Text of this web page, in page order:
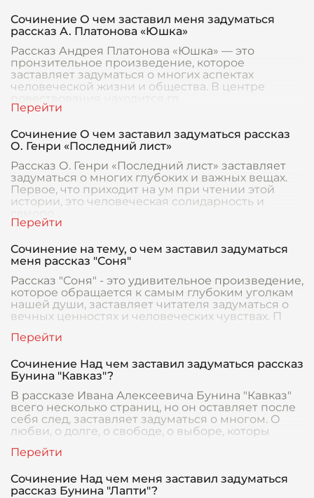
Сочинение О чем заставил меня задуматься
рассказ А. Платонова «Юшка»
Рассказ Андрея Платонова «Юшка» — это
пронзительное произведение, которое
заставляет задуматься о многих аспектах
человеческой жизни и общества. В центре
Сочинение О чем заставил задуматься рассказ
О. Генри «Последний лист»
Рассказ О. Генри «Последний лист» заставляет
задуматься о многих глубоких и важных вещах.
Первое, что приходит на ум при чтении этой
истории, это человеческая солидарность и
Сочинение на тему, о чем заставил задуматься
меня рассказ "Соня"
Рассказ "Соня" - это удивительное произведение,
которое обращается к самым глубоким уголкам
нашей души, заставляет читателя задуматься о
вечных ценностях и человеческих чувствах. П
Сочинение Над чем заставил задуматься рассказ
Бунина "Кавказ"?
В рассказе Ивана Алексеевича Бунина "Кавказ"
всего несколько страниц, но он оставляет после
себя след, заставляет задуматься о многом. О
любви, о долге, о свободе, о выборе, которы
Сочинение Над чем меня заставил задуматься
рассказ Бунина "Лапти"?